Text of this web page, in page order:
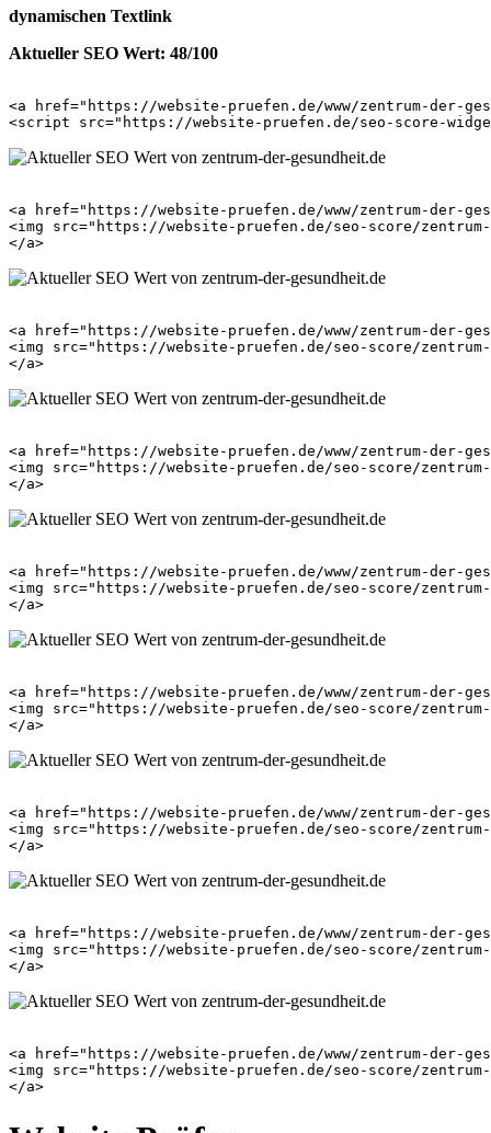
dynamischen Textlink
Aktueller SEO Wert: 48/100
<a href="https://website-pruefen.de/www/zentrum-der-
<a href="https://website-pruefen.de/www/zentrum-der-
<img src="https://website-pruefen.de/seo-score/
<a href="https://website-pruefen.de/www/zentrum-der-
<img src="https://website-pruefen.de/seo-score/
<a href="https://website-pruefen.de/www/zentrum-der-
<img src="https://website-pruefen.de/seo-score/
<a href="https://website-pruefen.de/www/zentrum-der-
<img src="https://website-pruefen.de/seo-score/
<a href="https://website-pruefen.de/www/zentrum-der-
<img src="https://website-pruefen.de/seo-score/
<a href="https://website-pruefen.de/www/zentrum-der-
<img src="https://website-pruefen.de/seo-score/
<a href="https://website-pruefen.de/www/zentrum-der-
<img src="https://website-pruefen.de/seo-score/
<a href="https://website-pruefen.de/www/zentrum-der-
<img src="https://website-pruefen.de/seo-score/